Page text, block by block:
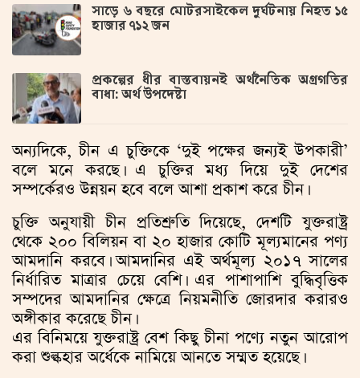
সাড়ে ৬ বছরে মোটরসাইকেল দুর্ঘটনায় নিহত ১৫
হাজার ৭১২ জন
প্রকল্পের ধীর বাস্তবায়নই অর্থনৈতিক অগ্রগতির
বাধা: অর্থ উপদেষ্টা
অন্যদিকে, চীন এ চুক্তিকে ‘দুই পক্ষের জন্যই উপকারী’
বলে মনে করছে। এ চুক্তির মধ্য দিয়ে দুই দেশের
সম্পর্কেরও উন্নয়ন হবে বলে আশা প্রকাশ করে চীন।
চুক্তি অনুযায়ী চীন প্রতিশ্রুতি দিয়েছে, দেশটি যুক্তরাষ্ট্র
থেকে ২০০ বিলিয়ন বা ২০ হাজার কোটি মূল্যমানের পণ্য
আমদানি করবে। আমদানির এই অর্থমূল্য ২০১৭ সালের
নির্ধারিত মাত্রার চেয়ে বেশি। এর পাশাপাশি বুদ্ধিবৃত্তিক
সম্পদের আমদানির ক্ষেত্রে নিয়মনীতি জোরদার করারও
অঙ্গীকার করেছে চীন।
এর বিনিময়ে যুক্তরাষ্ট্র বেশ কিছু চীনা পণ্যে নতুন আরোপ
করা শুল্কহার অর্ধেকে নামিয়ে আনতে সম্মত হয়েছে।